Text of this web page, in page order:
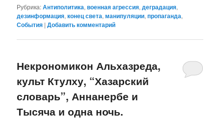
Рубрика:Антиполитика,военная агрессия,деградация,
дезинформация,конец света,манипуляции,пропаганда,
События |Добавить комментарий
Некрономикон Альхазреда,
культ Ктулху, “Хазарский
словарь”, Аннанербе и
Тысяча и одна ночь.